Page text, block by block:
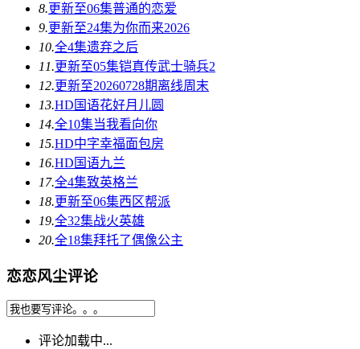
8.更新至06集普通的恋爱
9.更新至24集为你而来2026
10.全4集遗弃之后
11.更新至05集铠真传武士骑兵2
12.更新至20260728期离线周末
13.HD国语花好月儿圆
14.全10集当我看向你
15.HD中字幸福面包房
16.HD国语九兰
17.全4集致英格兰
18.更新至06集西区帮派
19.全32集战火英雄
20.全18集拜托了偶像公主
恋恋风尘评论
评论加载中...